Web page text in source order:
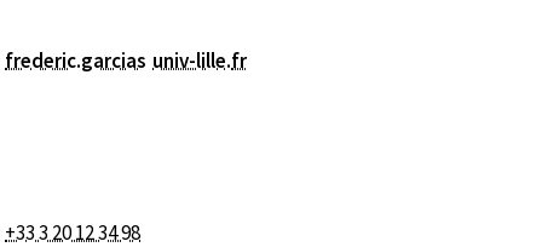
frederic.garcias univ-lille.fr
+33 3 20 12 34 98